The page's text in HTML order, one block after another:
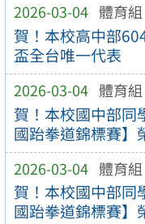
2026-03-04 體育組
賀！本校高中部
盃全台唯一代表
2026-03-04 體育組
賀！本校國中部同
國跆拳道錦標賽】
2026-03-04 體育組
賀！本校國中部同
國跆拳道錦標賽】